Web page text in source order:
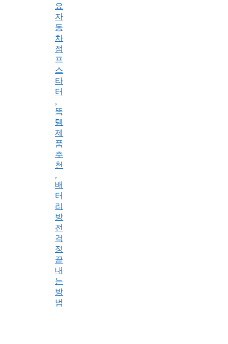
요
자
동
차
점
프
스
타
터
,
똑
템
제
품
추
천
,
배
터
리
방
전
걱
정
끝
내
는
방
법